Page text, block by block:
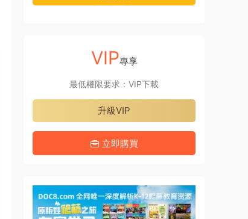
VIP專享
最低權限要求：VIP下載
升級VIP
立即購買